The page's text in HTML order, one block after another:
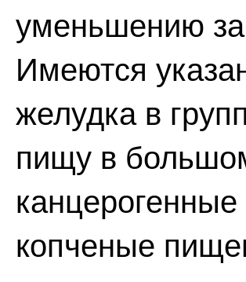
уменьшению
Имеются
желудка в
пищу в
копченые